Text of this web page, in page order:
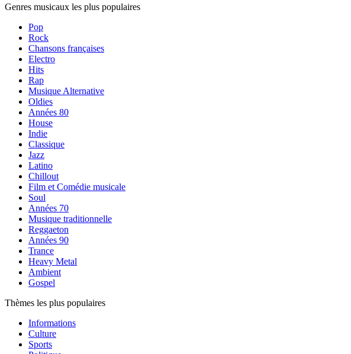
Genres musicaux les plus populaires
Pop
Rock
Chansons françaises
Electro
Hits
Rap
Musique Alternative
Oldies
Années 80
House
Indie
Classique
Jazz
Latino
Chillout
Film et Comédie musicale
Soul
Années 70
Musique traditionnelle
Reggaeton
Années 90
Trance
Heavy Metal
Ambient
Gospel
Thèmes les plus populaires
Informations
Culture
Sports